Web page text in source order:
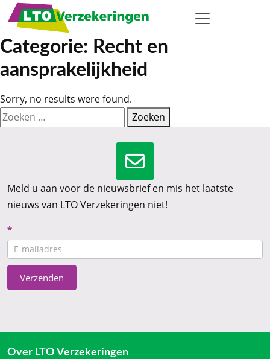
Categorie: Recht en
aansprakelijkheid
Sorry, no results were found.
Zoeken naar:
Zoeken
Meld u aan voor de nieuwsbrief en mis het laatste
nieuws van LTO Verzekeringen niet!
Nieuwsbrief
CTA
*
Verzenden
Over LTO Verzekeringen